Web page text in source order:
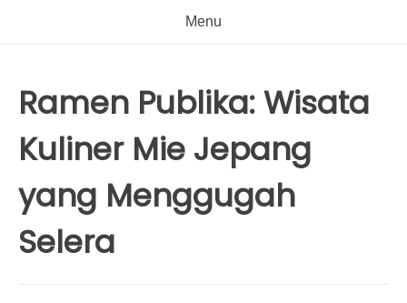
Menu
Ramen Publika: Wisata
Kuliner Mie Jepang
yang Menggugah
Selera